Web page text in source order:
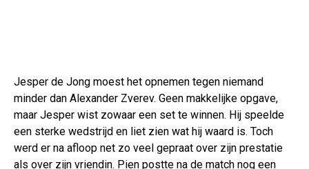
Jesper de Jong moest het opnemen tegen niemand
minder dan Alexander Zverev. Geen makkelijke opgave,
maar Jesper wist zowaar een set te winnen. Hij speelde
een sterke wedstrijd en liet zien wat hij waard is. Toch
werd er na afloop net zo veel gepraat over zijn prestatie
als over zijn vriendin. Pien postte na de match nog een